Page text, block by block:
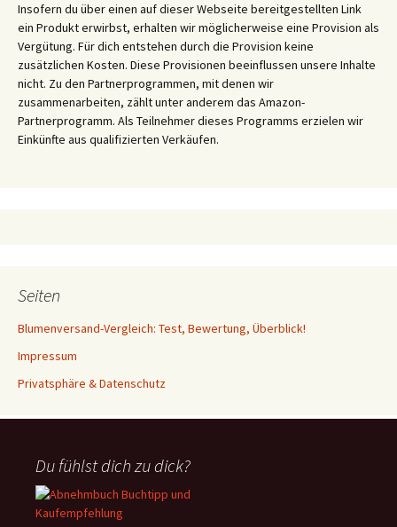
Insofern du über einen auf dieser Webseite bereitgestellten Link
ein Produkt erwirbst, erhalten wir möglicherweise eine Provision als
Vergütung. Für dich entstehen durch die Provision keine
zusätzlichen Kosten. Diese Provisionen beeinflussen unsere Inhalte
nicht. Zu den Partnerprogrammen, mit denen wir
zusammenarbeiten, zählt unter anderem das Amazon-
Partnerprogramm. Als Teilnehmer dieses Programms erzielen wir
Einkünfte aus qualifizierten Verkäufen.
Seiten
Blumenversand-Vergleich: Test, Bewertung, Überblick!
Impressum
Privatsphäre & Datenschutz
Du fühlst dich zu dick?